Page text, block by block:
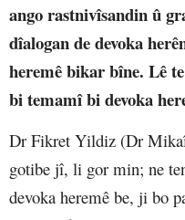
ango rastnivîsandin û
dîalogan de devoka
heremê bikar bîne. Lê
bi temamî bi devoka
Dr Fikret Yildiz (Dr
gotibe jî, li gor min; ne
devoka heremê be, ji bo